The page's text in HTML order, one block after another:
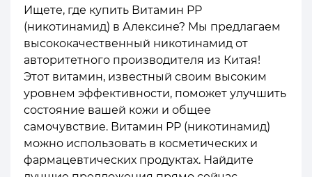
Ищете, где купить Витамин PP
(никотинамид) в Алексине? Мы предлагаем
высококачественный никотинамид от
авторитетного производителя из Китая!
Этот витамин, известный своим высоким
уровнем эффективности, поможет улучшить
состояние вашей кожи и общее
самочувствие. Витамин PP (никотинамид)
можно использовать в косметических и
фармацевтических продуктах. Найдите